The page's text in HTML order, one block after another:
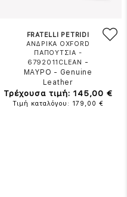
FRATELLI PETRIDI
ΑΝΔΡΙΚΑ OXFORD
ΠΑΠΟΥΤΣΙΑ -
6792011CLEAN -
ΜΑΥΡΟ - Genuine
Leather
Τρέχουσα τιμή: 145,00 €
Τιμή καταλόγου: 179,00 €